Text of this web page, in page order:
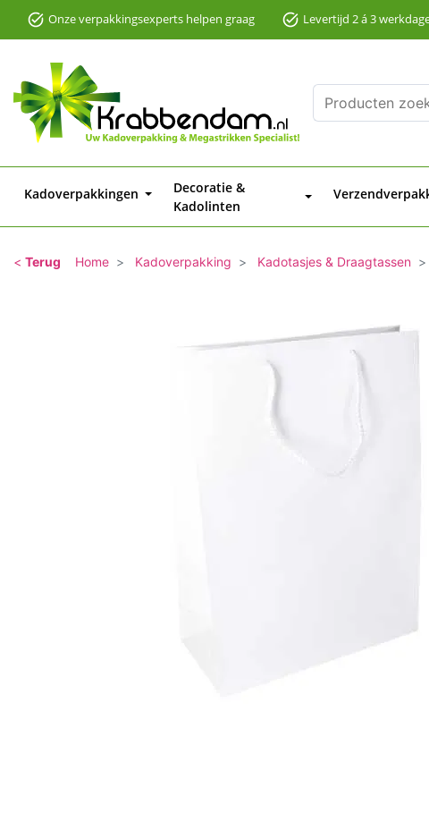
Onze verpakkingsexperts helpen graag Levertijd 2 á 3
Kadoverpakkingen
Decoratie &
Kadolinten
< Terug Home Kadoverpakking Kadotasjes & Draagtassen